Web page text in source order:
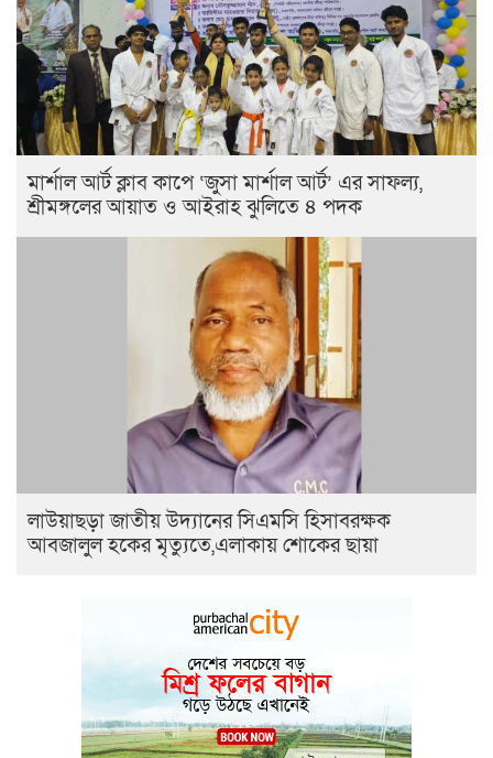
মার্শাল আর্ট ক্লাব কাপে ‘জুসা মার্শাল আর্ট’ এর সাফল্য,
শ্রীমঙ্গলের আয়াত ও আইরাহ ঝুলিতে ৪ পদক
লাউয়াছড়া জাতীয় উদ্যানের সিএমসি হিসাবরক্ষক
আবজালুল হকের মৃত্যুতে,এলাকায় শোকের ছায়া